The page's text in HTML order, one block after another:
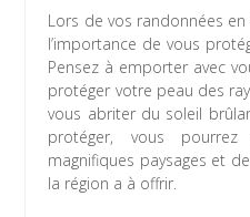
Lors de vos randonnées en
l’importance de vous
Pensez à emporter avec
protéger votre peau des
vous abriter du soleil
protéger, vous
magnifiques paysages et
la région a à offrir.